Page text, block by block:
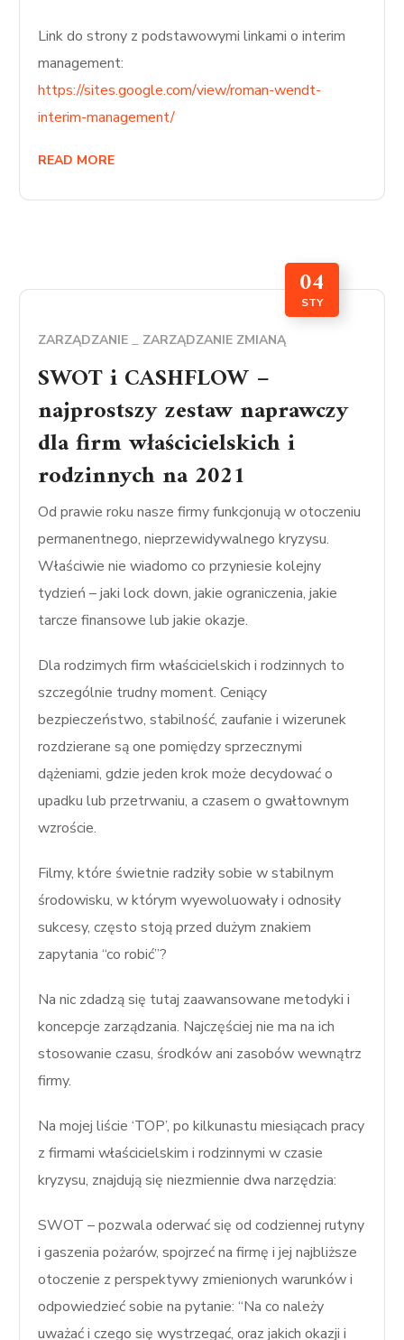
Link do strony z podstawowymi linkami o interim
management:
https://sites.google.com/view/roman-wendt-
interim-management/
READ MORE
04
STY
ZARZĄDZANIE ZARZĄDZANIE ZMIANĄ
SWOT i CASHFLOW –
najprostszy zestaw naprawczy
dla firm właścicielskich i
rodzinnych na 2021
Od prawie roku nasze firmy funkcjonują w otoczeniu
permanentnego, nieprzewidywalnego kryzysu.
Właściwie nie wiadomo co przyniesie kolejny
tydzień – jaki lock down, jakie ograniczenia, jakie
tarcze finansowe lub jakie okazje.
Dla rodzimych firm właścicielskich i rodzinnych to
szczególnie trudny moment. Ceniący
bezpieczeństwo, stabilność, zaufanie i wizerunek
rozdzierane są one pomiędzy sprzecznymi
dążeniami, gdzie jeden krok może decydować o
upadku lub przetrwaniu, a czasem o gwałtownym
wzroście.
Filmy, które świetnie radziły sobie w stabilnym
środowisku, w którym wyewoluowały i odnosiły
sukcesy, często stoją przed dużym znakiem
zapytania “co robić”?
Na nic zdadzą się tutaj zaawansowane metodyki i
koncepcje zarządzania. Najczęściej nie ma na ich
stosowanie czasu, środków ani zasobów wewnątrz
firmy.
Na mojej liście ‘TOP’, po kilkunastu miesiącach pracy
z firmami właścicielskim i rodzinnymi w czasie
kryzysu, znajdują się niezmiennie dwa narzędzia:
SWOT – pozwala oderwać się od codziennej rutyny
i gaszenia pożarów, spojrzeć na firmę i jej najbliższe
otoczenie z perspektywy zmienionych warunków i
odpowiedzieć sobie na pytanie: “Na co należy
uważać i czego się wystrzegać, oraz jakich okazji i